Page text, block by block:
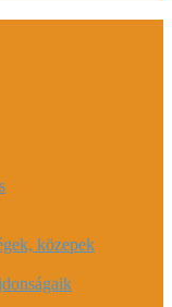
közepek